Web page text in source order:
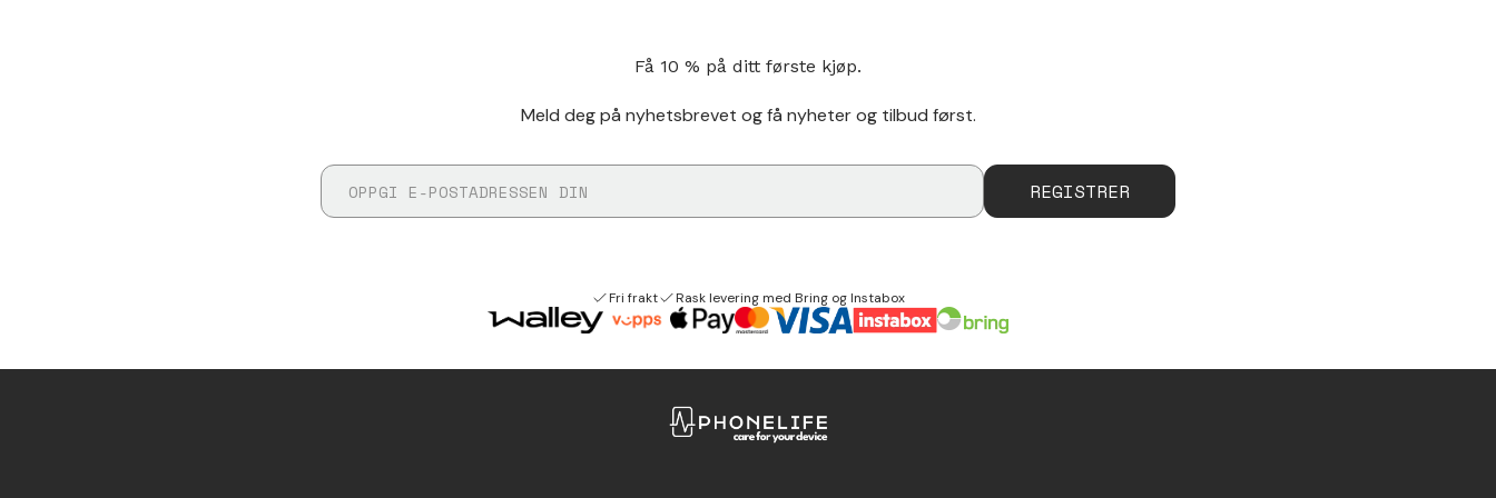
Få 10 % på ditt første kjøp.
Meld deg på nyhetsbrevet og få nyheter og tilbud først.
REGISTRER
Fri frakt Rask levering med Bring og Instabox